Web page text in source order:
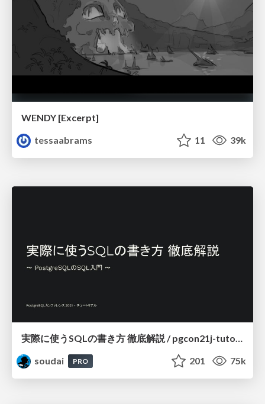
WENDY [Excerpt]
tessaabrams
11 39k
soudai
PRO 201 75k